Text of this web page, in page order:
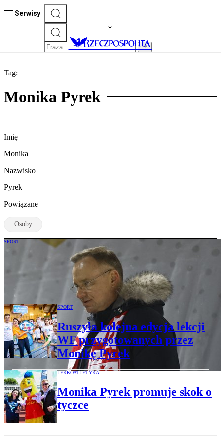
Serwisy
Tag:
Monika Pyrek
Imię
Monika
Nazwisko
Pyrek
Powiązane
Osoby
SPORT
Sportowcy kontra Andrzej Duda.
Prezydent wywołał burzę i podzielił
SPORT
Ruszyła kolejna edycja lekcji
WF przygotowanych przez
Monikę Pyrek
LEKKOATLETYKA
Monika Pyrek promuje skok o
tyczce